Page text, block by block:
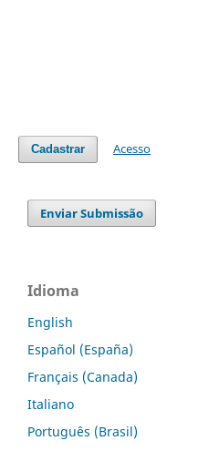
Cadastrar Acesso
Enviar Submissão
Idioma
English
Español (España)
Français (Canada)
Italiano
Português (Brasil)